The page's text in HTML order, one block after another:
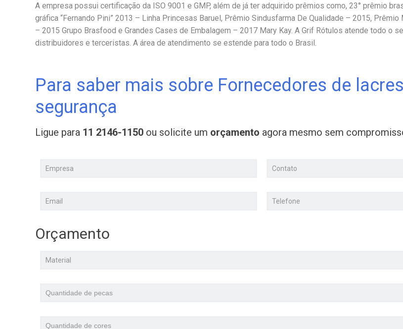
A empresa possui certificação da ISO 9001 e GMP, além de já ter adquirido prêmios como, 23° prêmio
gráfica “Fernando Pini” 2013 – Linha Princesas Baruel, Prêmio Sindusfarma De Qualidade – 2015,
– 2015 Grupo Brasfood e Grandes Cases de Embalagem – 2017 Mary Kay. A Grif Rótulos atende todo o
distribuidores e terceristas. A área de atendimento se estende para todo o Brasil.
Para saber mais sobre Fornecedores de
segurança
Ligue para 11 2146-1150 ou solicite um orçamento agora mesmo sem
Orçamento